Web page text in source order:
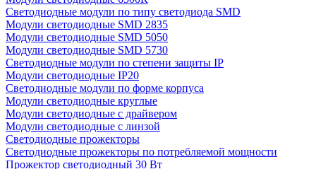
Светодиодные модули по типу светодиода SMD
Модули светодиодные SMD 2835
Модули светодиодные SMD 5050
Модули светодиодные SMD 5730
Светодиодные модули по степени защиты IP
Модули светодиодные IP20
Светодиодные модули по форме корпуса
Модули светодиодные круглые
Модули светодиодные с драйвером
Модули светодиодные с линзой
Светодиодные прожекторы
Светодиодные прожекторы по потребляемой мощности
Прожектор светодиодный 30 Вт